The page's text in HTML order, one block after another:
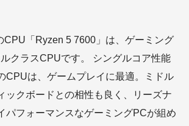
CPU「Ryzen 5 7600」は、ゲーミング
クラスCPUです。 シングルコア性能
CPUは、ゲームプレイに最適。ミドル
ックボードとの相性も良く、リーズナ
パフォーマンスなゲーミングPCが組め